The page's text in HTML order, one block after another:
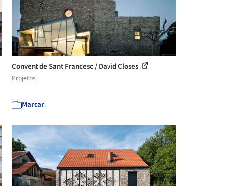
Convent de Sant Francesc / David Closes
Projetos
Marcar